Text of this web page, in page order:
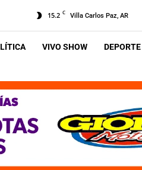
15.2 C Villa Carlos Paz, AR
VIVO SHOW